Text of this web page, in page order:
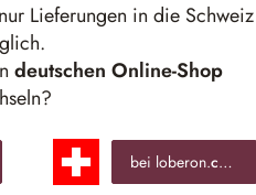
Lieferungen in die Schweiz
deutschen Online-Shop
bei loberon.ch